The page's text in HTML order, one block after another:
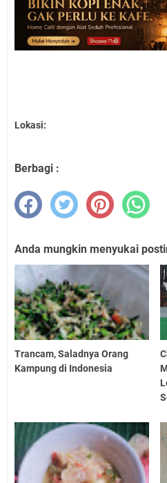
Lokasi:
Berbagi :
Anda mungkin menyukai
Trancam, Saladnya Orang
Kampung di Indonesia